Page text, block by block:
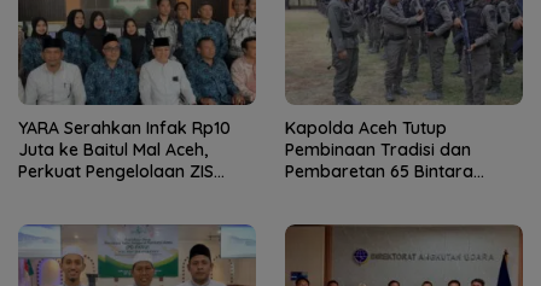
YARA Serahkan Infak Rp10
Juta ke Baitul Mal Aceh,
Perkuat Pengelolaan ZIS
Kapolda Aceh Tutup
Pembinaan Tradisi dan
Pembaretan 65 Bintara